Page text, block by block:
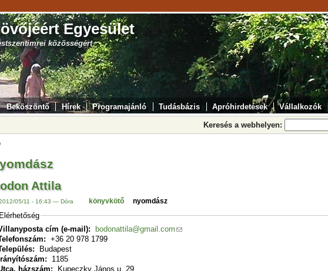
Egyesület
közösségért
Beköszöntő Hírek Programajánló Tudásbázis Apróhirdetések Vállalkozók
Keresés a webhelyen:
Attila
05/11 - 16:43 — Dóra könyvkötő nyomdász
Elérhetőség
cím (e-mail):
bodonattila@gmail.com
+36 20 978 1799
Budapest
Irányítószám:
1185
házszám:
Kupeczky János u. 29